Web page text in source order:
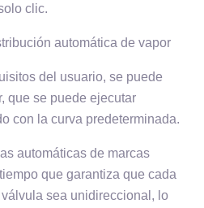
clic.
automática de vapor
del usuario, se puede
que se puede ejecutar
con la curva predeterminada.
automáticas de marcas
que garantiza que cada
sea unidireccional, lo